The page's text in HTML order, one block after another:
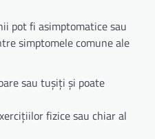
pot fi asimptomatice sau
simptomele comune ale
sau tușiți și poate
fizice sau chiar al